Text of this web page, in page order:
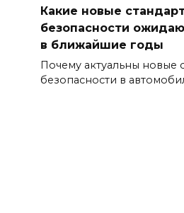
Какие новые
безопасности
в ближайшие годы
Почему актуальны новые
безопасности в